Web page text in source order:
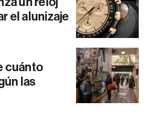
el alunizaje
cuánto
las